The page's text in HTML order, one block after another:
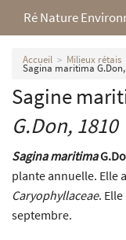
Ré Nature
L’association
Milieux rétais
Nos parutions
Accueil Milieux rétais
Sagina maritima G.Don,
Sagine
G.Don, 1810
Sagina maritima
plante annuelle. Elle
Caryophyllaceae.
septembre.